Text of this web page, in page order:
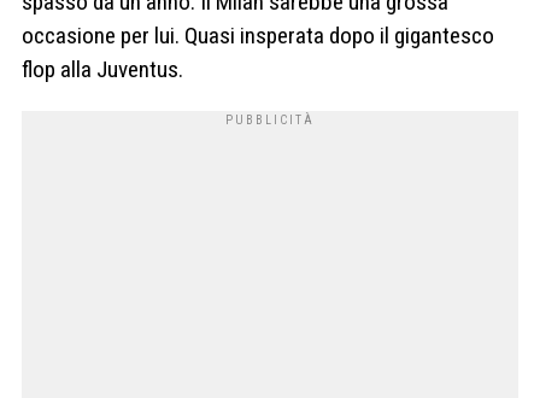
occasione per lui. Quasi insperata dopo il gigantesco
flop alla Juventus.